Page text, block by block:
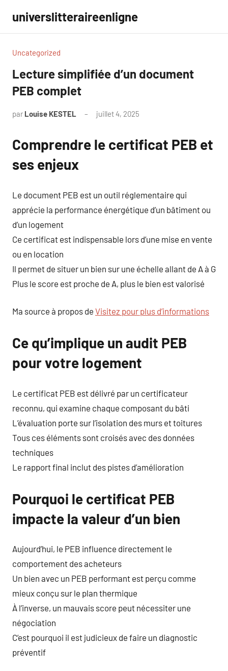
contenu
universlitteraireenligne
Uncategorized
Lecture simplifiée d’un document
PEB complet
par Louise KESTEL juillet 4, 2025
Comprendre le certificat PEB et
ses enjeux
Le document PEB est un outil réglementaire qui
apprécie la performance énergétique d’un bâtiment ou
d’un logement
Ce certificat est indispensable lors d’une mise en vente
ou en location
Il permet de situer un bien sur une échelle allant de A à G
Plus le score est proche de A, plus le bien est valorisé
Ma source à propos de Visitez pour plus d’informations
Ce qu’implique un audit PEB
pour votre logement
Le certificat PEB est délivré par un certificateur
reconnu, qui examine chaque composant du bâti
L’évaluation porte sur l’isolation des murs et toitures
Tous ces éléments sont croisés avec des données
techniques
Le rapport final inclut des pistes d’amélioration
Pourquoi le certificat PEB
impacte la valeur d’un bien
Aujourd’hui, le PEB influence directement le
comportement des acheteurs
Un bien avec un PEB performant est perçu comme
mieux conçu sur le plan thermique
À l’inverse, un mauvais score peut nécessiter une
négociation
C’est pourquoi il est judicieux de faire un diagnostic
préventif